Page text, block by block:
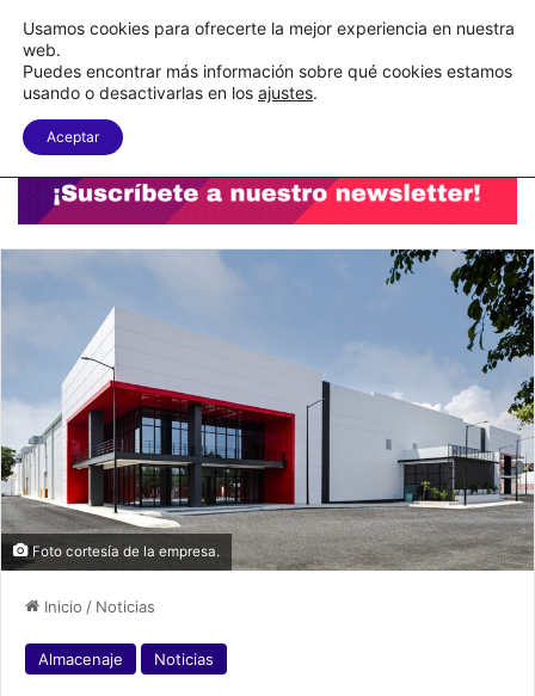
C&A México completa la implementación de su WMS en la nube
Menu
Foto cortesía de la empresa.
Inicio / Noticias
Almacenaje Noticias
Usamos cookies para ofrecerte la mejor experiencia en nuestra
web.
Puedes encontrar más información sobre qué cookies estamos
usando o desactivarlas en los ajustes.
Aceptar